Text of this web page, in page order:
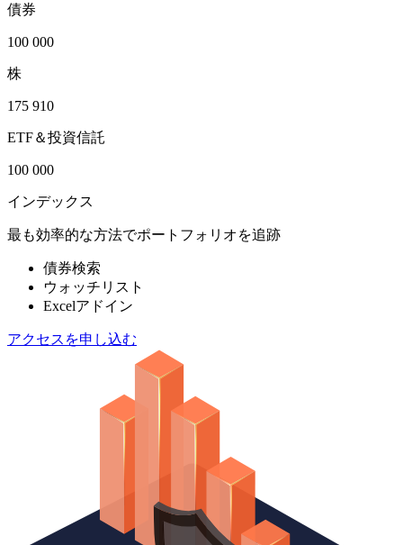
債券
100 000
株
175 910
ETF＆投資信託
100 000
インデックス
最も効率的な方法でポートフォリオを追跡
債券検索
ウォッチリスト
Excelアドイン
アクセスを申し込む